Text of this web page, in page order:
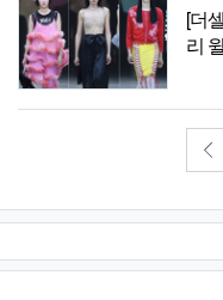
[더
리